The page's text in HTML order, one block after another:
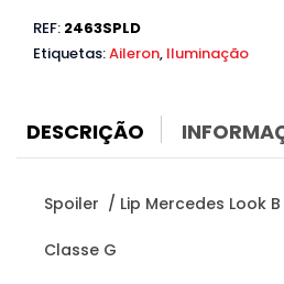
G
W463
2017)
REF: 2463SPLD
Etiquetas:Aileron, Iluminação
DESCRIÇÃO
Spoiler / Lip Mercedes Look B
Classe G